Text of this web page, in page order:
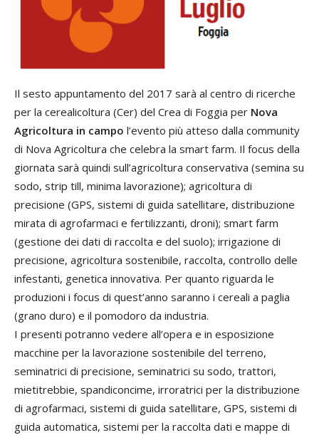
Il sesto appuntamento del 2017 sarà al centro di ricerche
per la cerealicoltura (Cer) del Crea di Foggia per Nova
Agricoltura in campo l’evento più atteso dalla community
di Nova Agricoltura che celebra la smart farm. Il focus della
giornata sarà quindi sull’agricoltura conservativa (semina su
sodo, strip till, minima lavorazione); agricoltura di
precisione (GPS, sistemi di guida satellitare, distribuzione
mirata di agrofarmaci e fertilizzanti, droni); smart farm
(gestione dei dati di raccolta e del suolo); irrigazione di
precisione, agricoltura sostenibile, raccolta, controllo delle
infestanti, genetica innovativa. Per quanto riguarda le
produzioni i focus di quest’anno saranno i cereali a paglia
(grano duro) e il pomodoro da industria.
I presenti potranno vedere all’opera e in esposizione
macchine per la lavorazione sostenibile del terreno,
seminatrici di precisione, seminatrici su sodo, trattori,
mietitrebbie, spandiconcime, irroratrici per la distribuzione
di agrofarmaci, sistemi di guida satellitare, GPS, sistemi di
guida automatica, sistemi per la raccolta dati e mappe di